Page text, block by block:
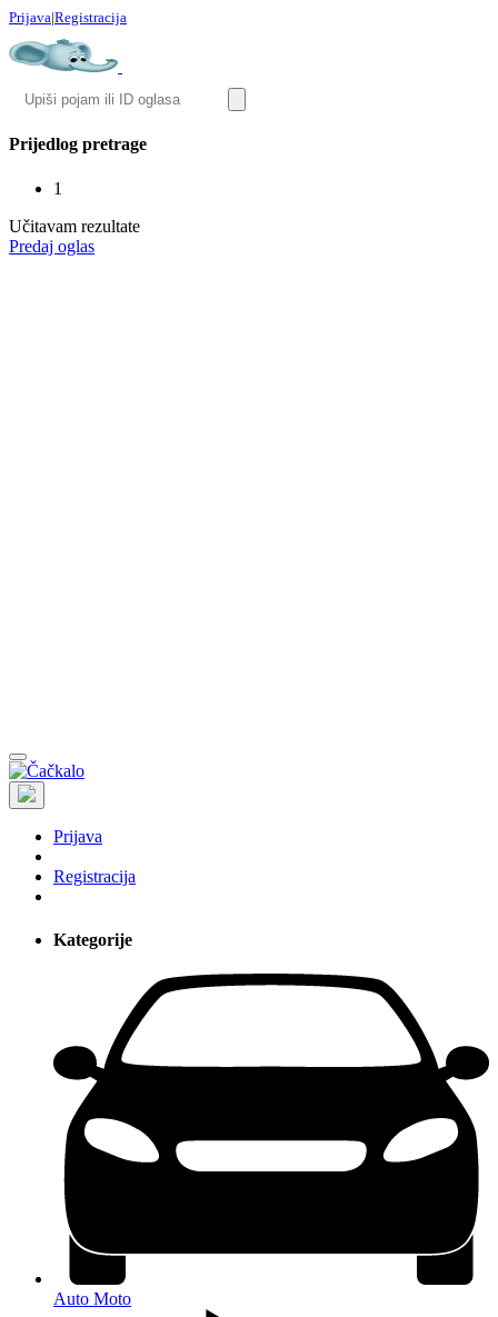
Prijava|Registracija
Prijedlog pretrage
1
Učitavam rezultate
Predaj oglas
Prijava
Registracija
Kategorije
Auto Moto